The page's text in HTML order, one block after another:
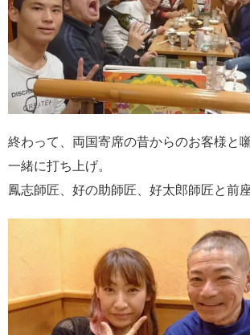
終わって、両国寄席の昔からのお客様と
一緒に打ち上げ。
鳳志師匠、好の助師匠、好太郎師匠と前